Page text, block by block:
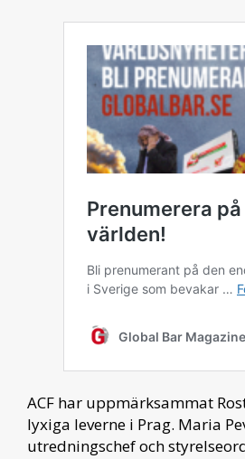
ACF har uppmärksammat
lyxiga leverne i Prag. Maria
utredningschef och